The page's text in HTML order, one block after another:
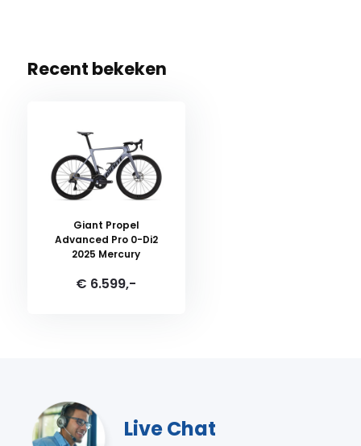
Recent bekeken
Giant Propel
Advanced Pro 0-Di2
2025 Mercury
€ 6.599,-
Live Chat